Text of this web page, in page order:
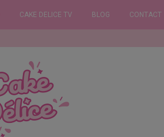
CAKE DELICE TV BLOG CONTACT